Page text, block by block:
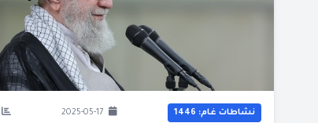
نشاطات غام: 1446